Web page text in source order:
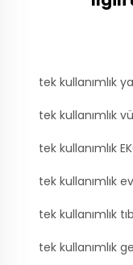
tek kullanımlık
tek kullanımlık
tek kullanımlık
tek kullanımlık
tek kullanımlık
tek kullanımlık